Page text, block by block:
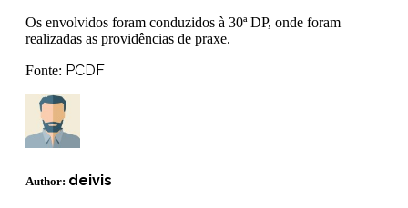
Os envolvidos foram conduzidos à 30ª DP, onde foram
realizadas as providências de praxe.
Fonte: PCDF
Author: deivis